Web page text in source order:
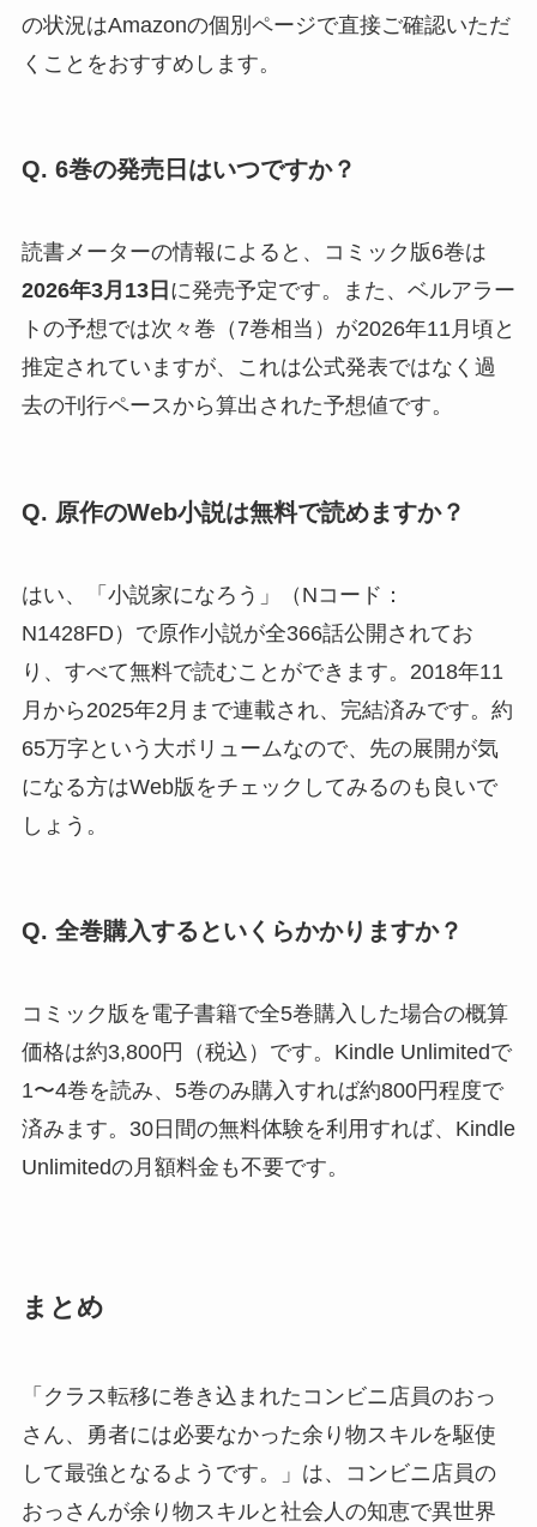
の状況はAmazonの個別ページで直接ご確認いただ
くことをおすすめします。
Q. 6巻の発売日はいつですか？
読書メーターの情報によると、コミック版6巻は
2026年3月13日 に発売予定です。また、ベルアラー
トの予想では次々巻（7巻相当）が2026年11月頃と
推定されていますが、これは公式発表ではなく過
去の刊行ペースから算出された予想値です。
Q. 原作のWeb小説は無料で読めますか？
はい、「小説家になろう」（Nコード：
N1428FD）で原作小説が全366話公開されてお
り、すべて無料で読むことができます。2018年11
月から2025年2月まで連載され、完結済みです。約
65万字という大ボリュームなので、先の展開が気
になる方はWeb版をチェックしてみるのも良いで
しょう。
Q. 全巻購入するといくらかかりますか？
コミック版を電子書籍で全5巻購入した場合の概算
価格は約3,800円（税込）です。Kindle Unlimitedで
1〜4巻を読み、5巻のみ購入すれば約800円程度で
済みます。30日間の無料体験を利用すれば、Kindle
Unlimitedの月額料金も不要です。
まとめ
「クラス転移に巻き込まれたコンビニ店員のおっ
さん、勇者には必要なかった余り物スキルを駆使
して最強となるようです。」は、コンビニ店員の
おっさんが余り物スキルと社会人の知恵で異世界